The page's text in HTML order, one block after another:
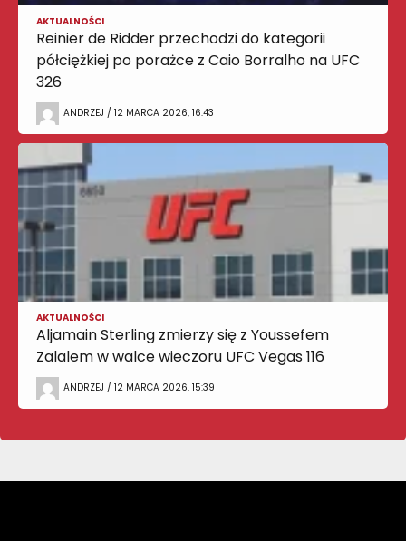
AKTUALNOŚCI
Reinier de Ridder przechodzi do kategorii
półciężkiej po porażce z Caio Borralho na UFC
326
ANDRZEJ / 12 MARCA 2026, 16:43
AKTUALNOŚCI
Aljamain Sterling zmierzy się z Youssefem
Zalalem w walce wieczoru UFC Vegas 116
ANDRZEJ / 12 MARCA 2026, 15:39